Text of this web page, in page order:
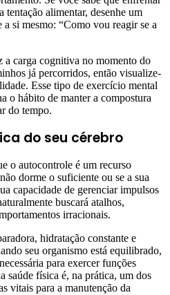
tentação alimentar, desenhe um
si mesmo: “Como vou reagir se a
a carga cognitiva no momento do
já percorridos, então visualize-
Esse tipo de exercício mental
o hábito de manter a compostura
do tempo.
do seu cérebro
o autocontrole é um recurso
dorme o suficiente ou se a sua
capacidade de gerenciar impulsos
buscará atalhos,
irracionais.
hidratação constante e
seu organismo está equilibrado,
para exercer funções
saúde física é, na prática, um dos
vitais para a manutenção da